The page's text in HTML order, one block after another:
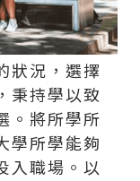
狀況，選擇
秉持學以致
。將所學所
學所學能夠
入職場。以